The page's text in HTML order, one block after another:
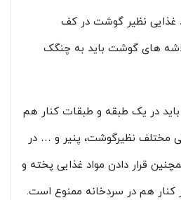
غذایی نظیر گوشت در کف
های گوشت باید به چنگک
در یک طبقه و طبقات کنار هم
مختلف نظیرگوشت، پنیر و … در
قرار دادن مواد غذایی پخته و
هم در سردخانه ممنوع است.